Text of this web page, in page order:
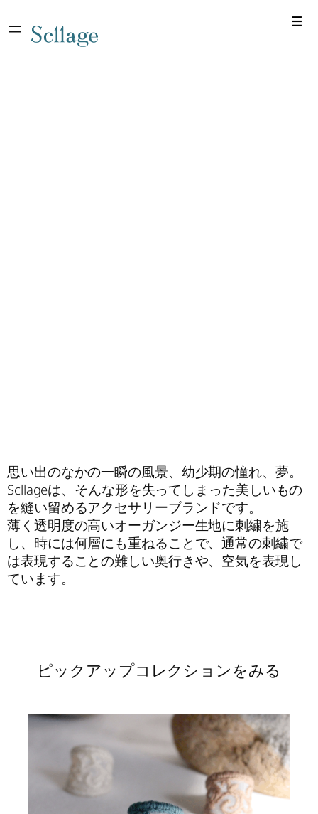
Scllage
思い出のなかの一瞬の風景、幼少期の憧れ、夢。
Scllageは、そんな形を失ってしまった美しいもの
を縫い留めるアクセサリーブランドです。
薄く透明度の高いオーガンジー生地に刺繍を施
し、時には何層にも重ねることで、通常の刺繍で
は表現することの難しい奥行きや、空気を表現し
ています。
ピックアップコレクションをみる